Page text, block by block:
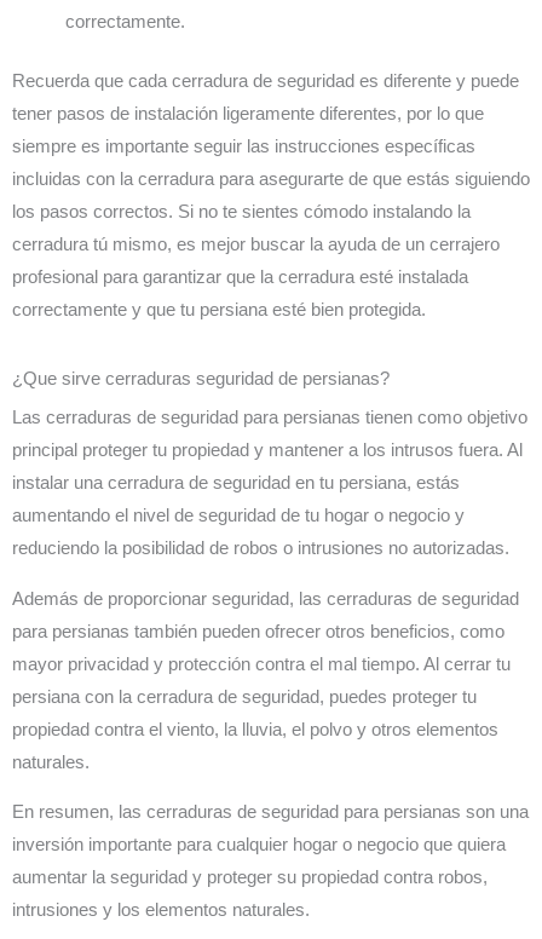
correctamente.
Recuerda que cada cerradura de seguridad es diferente y puede
tener pasos de instalación ligeramente diferentes, por lo que
siempre es importante seguir las instrucciones específicas
incluidas con la cerradura para asegurarte de que estás siguiendo
los pasos correctos. Si no te sientes cómodo instalando la
cerradura tú mismo, es mejor buscar la ayuda de un cerrajero
profesional para garantizar que la cerradura esté instalada
correctamente y que tu persiana esté bien protegida.
¿Que sirve cerraduras seguridad de persianas?
Las cerraduras de seguridad para persianas tienen como objetivo
principal proteger tu propiedad y mantener a los intrusos fuera. Al
instalar una cerradura de seguridad en tu persiana, estás
aumentando el nivel de seguridad de tu hogar o negocio y
reduciendo la posibilidad de robos o intrusiones no autorizadas.
Además de proporcionar seguridad, las cerraduras de seguridad
para persianas también pueden ofrecer otros beneficios, como
mayor privacidad y protección contra el mal tiempo. Al cerrar tu
persiana con la cerradura de seguridad, puedes proteger tu
propiedad contra el viento, la lluvia, el polvo y otros elementos
naturales.
En resumen, las cerraduras de seguridad para persianas son una
inversión importante para cualquier hogar o negocio que quiera
aumentar la seguridad y proteger su propiedad contra robos,
intrusiones y los elementos naturales.